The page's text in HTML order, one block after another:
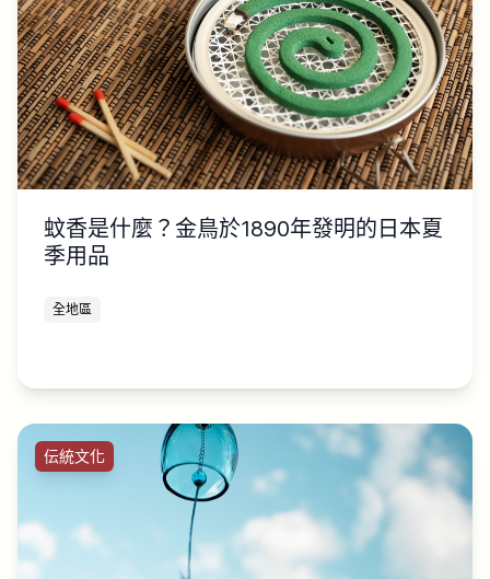
蚊香是什麼？金鳥於1890年發明的日本夏
季用品
全地區
伝統文化